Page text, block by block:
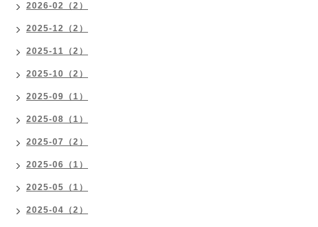
2026-02（2）
2025-12（2）
2025-11（2）
2025-10（2）
2025-09（1）
2025-08（1）
2025-07（2）
2025-06（1）
2025-05（1）
2025-04（2）